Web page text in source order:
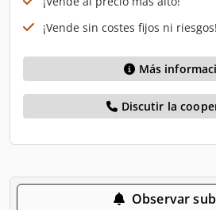
¡Vende sin costes fijos ni riesgos!
Más
Discutir la
Observar